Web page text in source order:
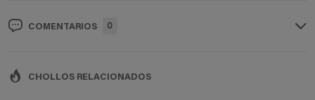
COMENTARIOS 0
CHOLLOS RELACIONADOS